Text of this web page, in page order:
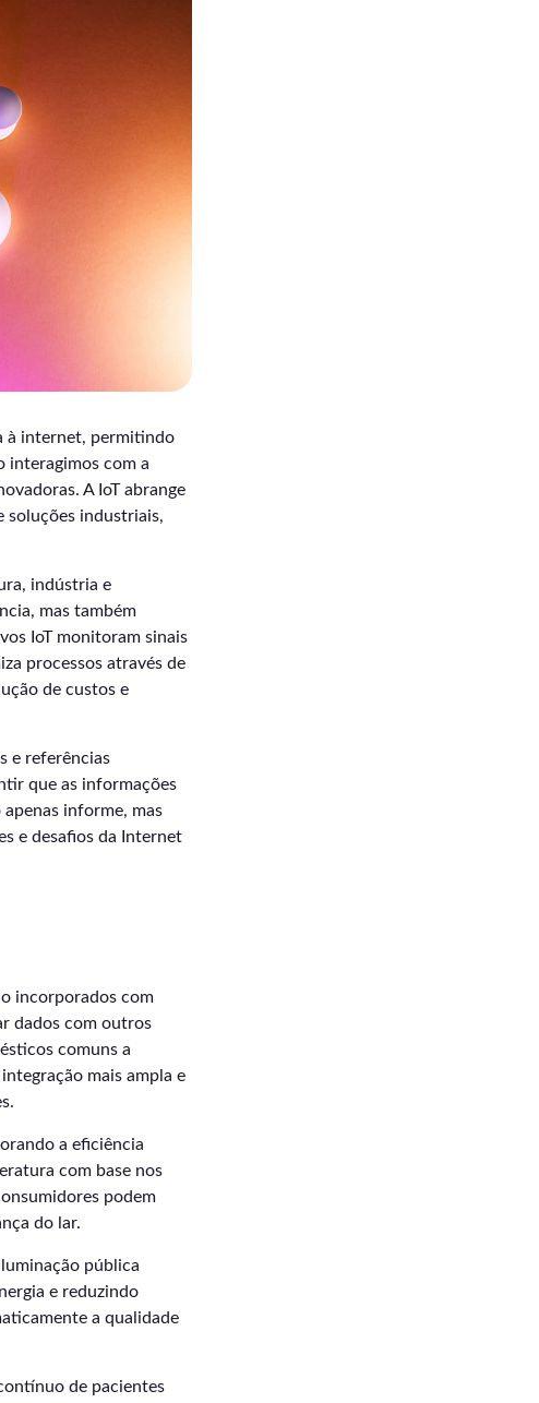
à internet, permitindo
interagimos com a
A IoT abrange
soluções industriais,
indústria e
mas também
IoT monitoram sinais
processos através de
de custos e
e referências
que as informações
informe, mas
e desafios da Internet
incorporados com
dados com outros
comuns a
mais ampla e
a eficiência
com base nos
podem
do lar.
pública
e reduzindo
a qualidade
de pacientes